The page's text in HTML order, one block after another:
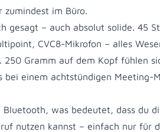
zumindest im Büro.
gesagt – auch absolut solide. 45
CVC8-Mikrofon – alles
Gramm auf dem Kopf fühlen
bei einem achtstündigen Meeting-
was bedeutet, dass du
nutzen kannst – einfach nur für